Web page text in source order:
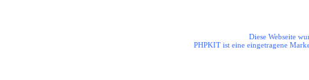
Diese Webseite
PHPKIT ist eine eingetragene